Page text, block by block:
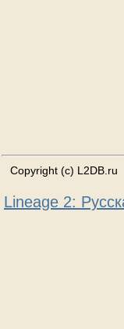
Copyright (c) L2DB.ru
Lineage 2: